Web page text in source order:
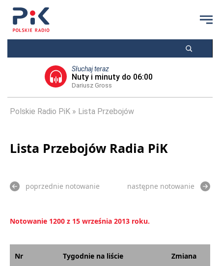
Słuchaj teraz
Nuty i minuty do 06:00
Dariusz Gross
Polskie Radio PiK Lista Przebojów
Lista Przebojów Radia PiK
poprzednie notowanie następne notowanie
Notowanie 1200 z 15 września 2013 roku.
Nr Tygodnie na liście Zmiana